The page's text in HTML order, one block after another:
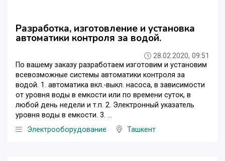
Разработка, изготовление и установка
автоматики контроля за водой.
28.02.2020, 09:51
По вашему заказу разработаем изготовим и установим
всевозможные системы автоматики контроля за
водой. 1. автоматика вкл.-выкл. насоса, в зависимости
от уровня воды в емкости или по времени суток, в
любой день недели и т.п. 2. Электронный указатель
уровня воды в емкости. 3. ...
Электрооборудование
Ташкент